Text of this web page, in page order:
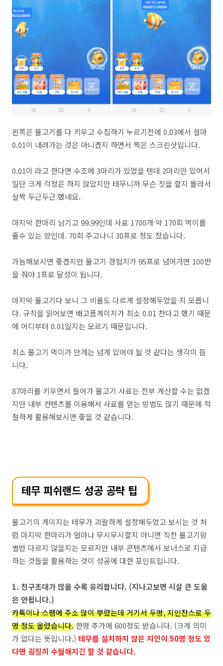
왼쪽은 물고기를 다 키우고 수집하기 누르기전에 0.03에서 설마
0.01이 내려가는 것은 아니겠지 하면서 찍은 스크린샷입니다.
0.01이 라고 한다면 수조에 3마리가 있었을 텐데 2마리만 있어서
일단 크게 걱정은 하지 않았지만 테무니까 무슨 짓을 할지 몰라서
살짝 두근두근 했네요.
마지막 한마리 남기고 99.99인데 사료 1700개 약 170회 먹이를
줄수 있는 양인데. 70회 주고나니 30프로 정도 찼습니다.
가늠해보시면 좋겠지만 물고기 경험치가 95프로 넘어가면 100번
을 줘야 1프로 달성이 됩니다.
마지막 물고기다 보니 그 비율도 다르게 설정해두었을 지 모릅니
다. 규칙을 읽어보면 배고픔게이지가 최소 0.01 찬다고 했기 때문
에 어디부터 0.01일지는 모르기 때문입니다.
최소 물고기 먹이가 만개는 넘게 있어야 될 것 같다는 생각이 듭
니다.
87마리를 키우면서 들어가 물고기 사료는 전부 계산할 수는 없겠
지만 내부 컨텐츠를 이용해서 사료를 얻는 방법도 많기 때문에 적
절하게 활용해보시면 좋을 것 같습니다.
테무 피쉬랜드 성공 공략 팁
물고기의 게이지는 테무가 괴랄하게 설정해두었고 보시는 것 처
럼 마지막 한마리가 얼마나 무시무시할지 아니면 직전 물고기랑
별반 다르지 않을지는 모르지만 내부 콘텐츠에서 보너스로 지급
하는 것들을 활용하는 것이 성공에 대한 포인트입니다.
1. 친구초대가 많을 수록 유리합니다. (지나고보면 시살 큰 도움
은 안됩니다.)
카톡이나 스팸에 주소 많이 뿌렸는데 거기서 두명, 지인찬스로 두
명 정도 올렸습니다. 한명 추가에 600정도 받습니다. (크게 의미
가 없다는 뜻입니다.) 테무를 설치하지 않은 지인이 50명 정도 있
다면 굉징히 수월해지긴 할 것 같습니다.